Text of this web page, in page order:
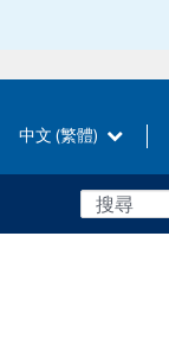
中文 (繁體)